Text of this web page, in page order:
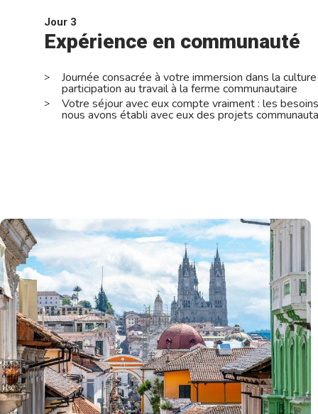
Jour 3
Expérience en communauté
Journée consacrée à votre immersion dans la
participation au travail à la ferme communautaire
Votre séjour avec eux compte vraiment : les
nous avons établi avec eux des projets
participation au travail à la ferme communautaire
Vivre une immersion dans une petite communauté
d'organiser un sympathique match de soccer avec
découvrir que l'altitude est vraiment un avantage
Jour 5
Expérience en communauté
Journée consacrée à votre immersion dans la
participation au travail à la ferme communautaire
Vivre une immersion dans une petite communauté
de donner un coup de main dans le petit atelier
transformation de la laine et la création de